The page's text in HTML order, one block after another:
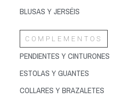
BLUSAS Y JERSÉIS
COMPLEMENTOS
PENDIENTES Y CINTURONES
ESTOLAS Y GUANTES
COLLARES Y BRAZALETES